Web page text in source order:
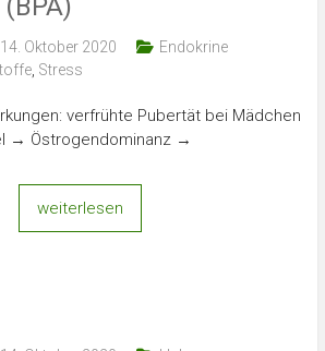
14. Oktober 2020
Endokrine
, Stress
verfrühte Pubertät bei Mädchen
→ Östrogendominanz →
weiterlesen